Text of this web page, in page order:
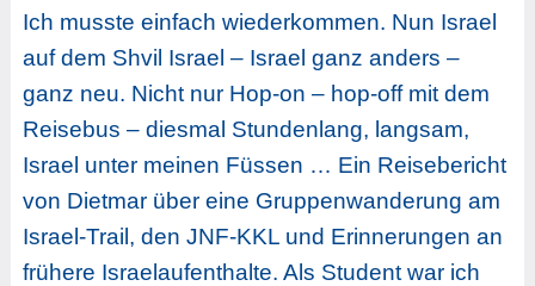
Ich musste einfach wiederkommen. Nun Israel
auf dem Shvil Israel – Israel ganz anders –
ganz neu. Nicht nur Hop-on – hop-off mit dem
Reisebus – diesmal Stundenlang, langsam,
Israel unter meinen Füssen … Ein Reisebericht
von Dietmar über eine Gruppenwanderung am
Israel-Trail, den JNF-KKL und Erinnerungen an
frühere Israelaufenthalte. Als Student war ich